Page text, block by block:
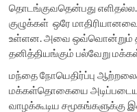
தொடங்குவதென்பது
குழுக்கள் ஒரே
உள்ளன. அவை ஒவ்வொன்றும்
தனித்தியங்கும் பல்வேறு
மந்தை நோயெதிர்ப்பு
மக்கள்தொகையை
வாழக்கூடிய